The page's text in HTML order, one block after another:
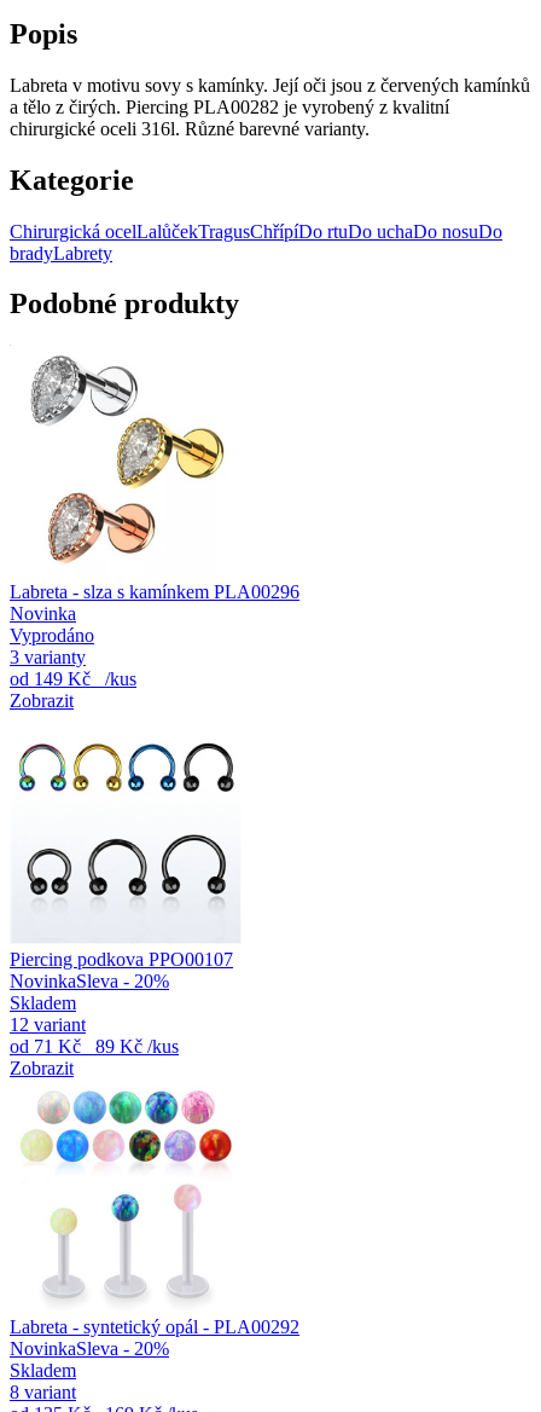
Popis
Labreta v motivu sovy s kamínky. Její oči jsou z červených kamínků
a tělo z čirých. Piercing PLA00282 je vyrobený z kvalitní
chirurgické oceli 316l. Různé barevné varianty.
Kategorie
Chirurgická ocelLalůčekTragusChřípíDo rtuDo uchaDo nosuDo
bradyLabrety
Podobné produkty
Labreta - slza s kamínkem PLA00296
Novinka
Vyprodáno
3 varianty
od 149 Kč
/kus
Zobrazit
Piercing podkova PPO00107
NovinkaSleva - 20%
Skladem
12 variant
od 71 Kč 89 Kč /kus
Zobrazit
Labreta - syntetický opál - PLA00292
NovinkaSleva - 20%
Skladem
8 variant